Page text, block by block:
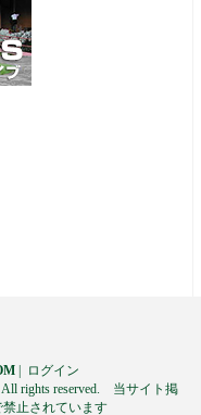
|
ログイン
rights reserved. 当サイト掲
止されています